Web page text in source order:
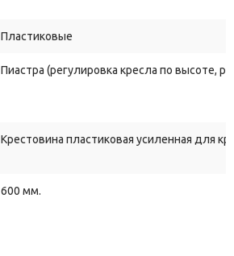
Пластиковые
Пиастра (регулировка кресла по высоте,
Крестовина пластиковая усиленная для
600 мм.